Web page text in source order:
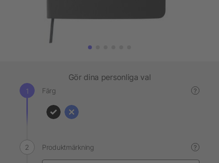
Gör dina personliga val
Färg ?
Produktmärkning ?